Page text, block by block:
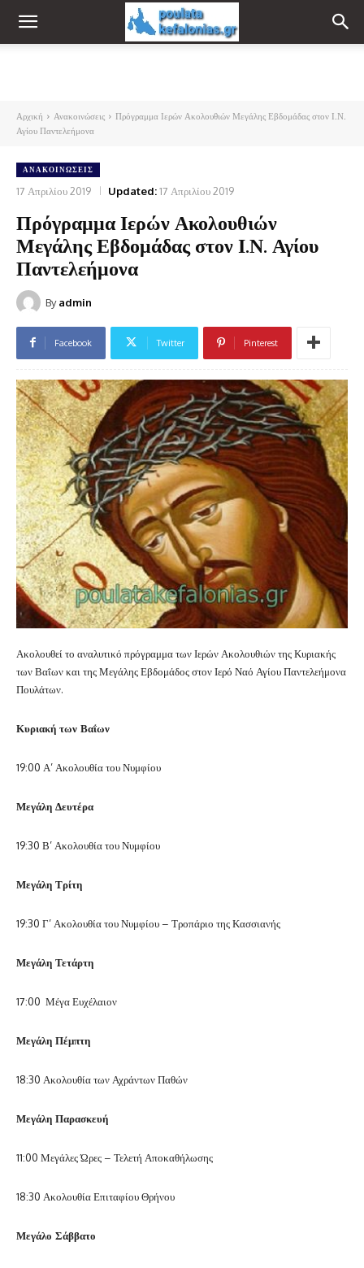
Αρχική Ανακοινώσεις
Πρόγραμμα Ιερών Ακολουθιών Μεγάλης Εβδομάδας στον Ι.Ν.
Αγίου Παντελεήμονα
ΑΝΑΚΟΙΝΏΣΕΙΣ
17 Απριλίου 2019 Updated:17 Απριλίου 2019
Πρόγραμμα Ιερών Ακολουθιών
Μεγάλης Εβδομάδας στον Ι.Ν. Αγίου
Παντελεήμονα
By admin
Facebook Twitter Pinterest
Ακολουθεί το αναλυτικό πρόγραμμα των Ιερών Ακολουθιών της Κυριακής
των Βαΐων και της Μεγάλης Εβδομάδος στον Ιερό Ναό Αγίου Παντελεήμονα
Πουλάτων.
Κυριακή των Βαΐων
19:00 Α’ Ακολουθία του Νυμφίου
Μεγάλη Δευτέρα
19:30 Β’ Ακολουθία του Νυμφίου
Μεγάλη Τρίτη
19:30 Γ’ Ακολουθία του Νυμφίου – Τροπάριο της Κασσιανής
Μεγάλη Τετάρτη
17:00 Μέγα Ευχέλαιον
Μεγάλη Πέμπτη
18:30 Ακολουθία των Αχράντων Παθών
Μεγάλη Παρασκευή
11:00 Μεγάλες Ώρες – Τελετή Αποκαθήλωσης
18:30 Ακολουθία Επιταφίου Θρήνου
Μεγάλο Σάββατο